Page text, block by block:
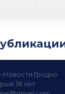
Новости Гродно
18 лет